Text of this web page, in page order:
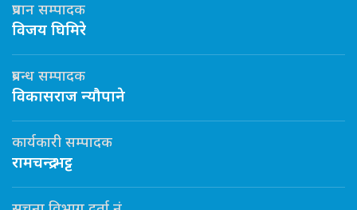
प्रधान सम्पादक
विजय घिमिरे
प्रबन्ध सम्पादक
विकासराज न्यौपाने
कार्यकारी सम्पादक
रामचन्द्र भट्ट